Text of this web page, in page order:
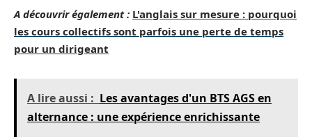
A découvrir également : L'anglais sur mesure : pourquoi
les cours collectifs sont parfois une perte de temps
pour un dirigeant
A lire aussi : Les avantages d'un BTS AGS en
alternance : une expérience enrichissante